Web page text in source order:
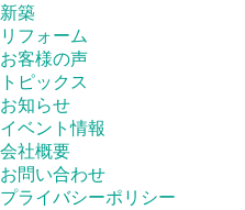
新築
リフォーム
お客様の声
トピックス
お知らせ
イベント情報
会社概要
お問い合わせ
プライバシーポリシー